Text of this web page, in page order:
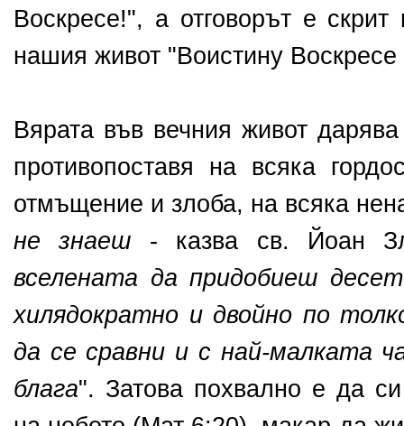
Воскресе!", а отговорът е
нашия живот "Воистину Воскресе
Вярата във вечния живот
противопоставя на всяка
отмъщение и злоба, на всяка
не знаеш - казва св. Йоан
вселената да придобиеш
хилядократно и двойно по
да се сравни и с най-малката
блага". Затова похвално е да